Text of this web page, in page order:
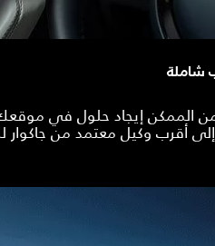
شاملة
الممكن إيجاد حلول في
أقرب وكيل معتمد من جاكوار